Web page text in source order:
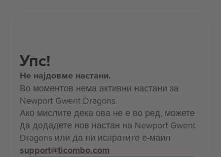
Упс!
Не најдовме настани.
Во моментов нема активни настани за
Newport Gwent Dragons.
Ако мислите дека ова не е во ред, можете
да додадете нов настан на Newport Gwent
Dragons или да ни испратите е-маил
support@ticombo.com